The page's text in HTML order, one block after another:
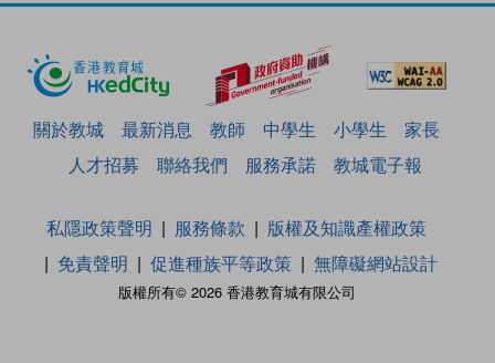
關於教城 最新消息 教師 中學生 小學生
家長
人才招募
聯絡我們 服務承諾 教城電子報
版權所有© 2026 香港教育城有限公司
私隱政策聲明 服務條款
版權及知識產權政策
免責聲明
促進種族平等政策 無障礙網站設計